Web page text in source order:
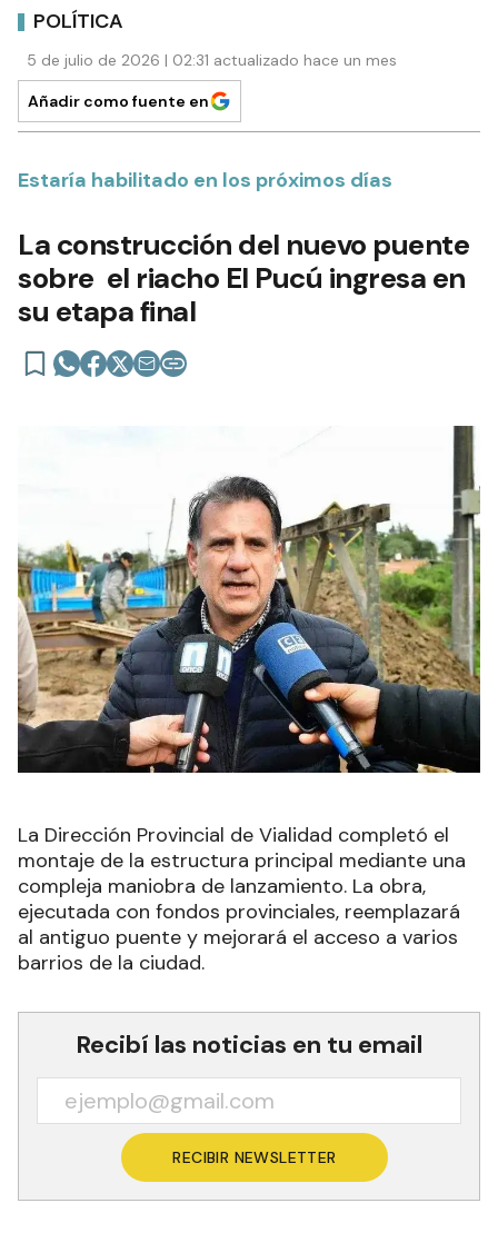
POLÍTICA
5 de julio de 2026 | 02:31 actualizado hace un mes
Añadir como fuente en
Estaría habilitado en los próximos días
La construcción del nuevo puente
sobre el riacho El Pucú ingresa en
su etapa final
La Dirección Provincial de Vialidad completó el
montaje de la estructura principal mediante una
compleja maniobra de lanzamiento. La obra,
ejecutada con fondos provinciales, reemplazará
al antiguo puente y mejorará el acceso a varios
barrios de la ciudad.
Recibí las noticias en tu email
RECIBIR NEWSLETTER